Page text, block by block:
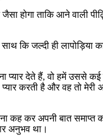
होगा ताकि आने वाली
कि जल्दी ही लापोड़िया
देते हैं, वो हमें उससे
प्यार करती है और वह तो
कर अपनी बात समाप्त
अनुभव था।